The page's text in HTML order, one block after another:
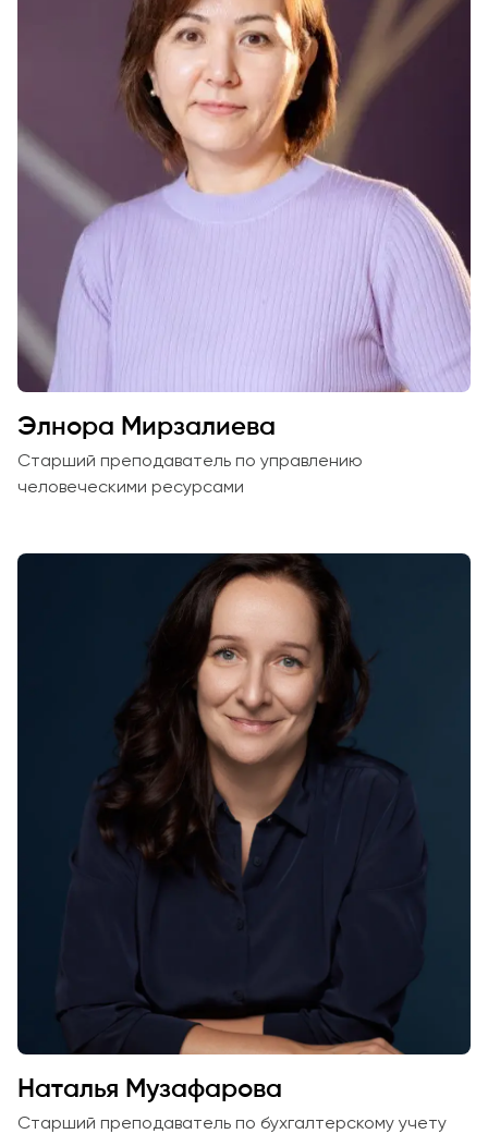
Элнора Мирзалиева
Старший преподаватель по управлению
человеческими ресурсами
Наталья Музафарова
Старший преподаватель по бухгалтерскому учету